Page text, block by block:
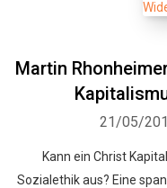
Martin
21/05/
Kann ein Christ
Sozialethik aus? Eine